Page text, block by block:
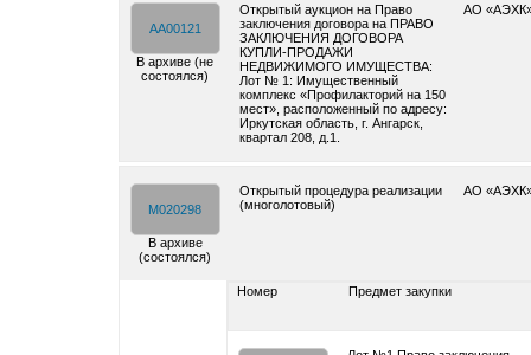
AA00121
В архиве (не
состоялся)
Открытый аукцион на Право
заключения договора на ПРАВО
ЗАКЛЮЧЕНИЯ ДОГОВОРА
КУПЛИ-ПРОДАЖИ
НЕДВИЖИМОГО ИМУЩЕСТВА:
Лот № 1: Имущественный
комплекс «Профилакторий на 150
мест», расположенный по адресу:
Иркутская область, г. Ангарск,
квартал 208, д.1.
АО
M020298
В архиве
(состоялся)
Открытый процедура реализации
(многолотовый)
АО
Номер Предмет закупки